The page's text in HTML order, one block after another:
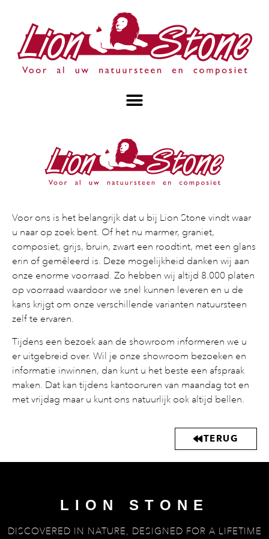
Voor ons is het belangrijk dat u bij Lion Stone vindt waar
u naar op zoek bent. Of het nu marmer, graniet,
composiet, grijs, bruin, zwart een roodtint, met een glans
erin of gemêleerd is. Deze mogelijkheid danken wij aan
onze enorme voorraad. Zo hebben wij altijd 8.000 platen
op voorraad waardoor we snel kunnen leveren en u de
kans krijgt om onze verschillende varianten natuursteen
zelf te ervaren.
Tijdens een bezoek aan de showroom informeren we u
er uitgebreid over. Wil je onze showroom bezoeken en
informatie inwinnen, dan kunt u het beste een afspraak
maken. Dat kan tijdens kantooruren van maandag tot en
met vrijdag maar u kunt ons natuurlijk ook altijd bellen.
TERUG
LION STONE
DISCOVERED IN NATURE, DESIGNED FOR A LIFETIME